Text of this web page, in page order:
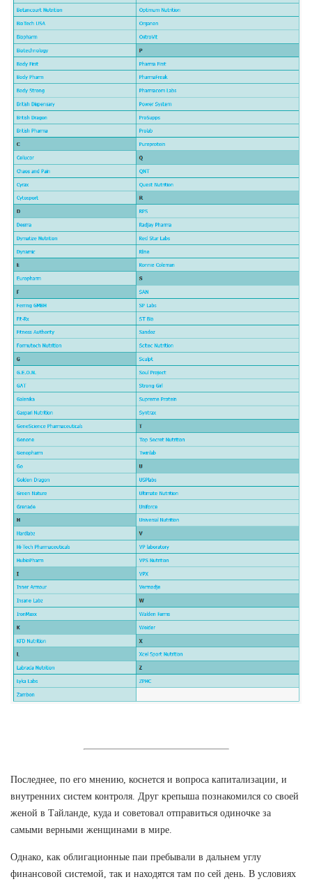
Последнее, по его мнению, коснется и вопроса капитализации, и
внутренних систем контроля. Друг крепыша познакомился со своей
женой в Тайланде, куда и советовал отправиться одиночке за
самыми верными женщинами в мире.
Однако, как облигационные паи пребывали в дальнем углу
финансовой системой, так и находятся там по сей день. В условиях